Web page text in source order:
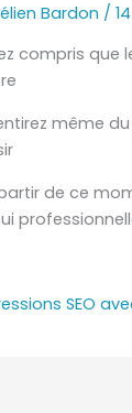
Bardon /
compris que
même
de ce
SEO